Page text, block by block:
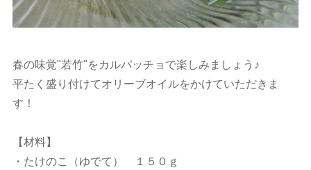
春の味覚"若竹"をカルパッチョで楽しみましょう♪
平たく盛り付けてオリーブオイルをかけていただきま
す！
【材料】
・たけのこ（ゆでて） １５０ｇ